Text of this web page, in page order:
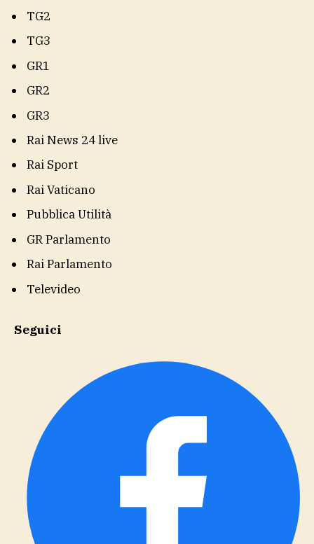
TG2
TG3
GR1
GR2
GR3
Rai News 24 live
Rai Sport
Rai Vaticano
Pubblica Utilità
GR Parlamento
Rai Parlamento
Televideo
Seguici